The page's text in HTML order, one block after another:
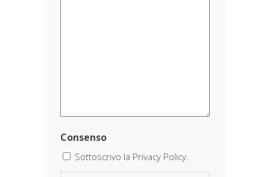
Consenso
Sottoscrivo la Privacy Policy.